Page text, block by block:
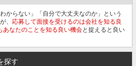
からない」「自分で大丈夫なのか」という
、 応募して面接を受けるのは会社を知る良
あなたのことを知る良い機会と捉えると良い
探す